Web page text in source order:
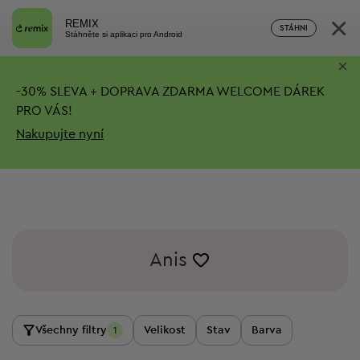
REMIX
Stáhněte si aplikaci pro Android
STÁHNI ×
-30% SLEVA + DOPRAVA ZDARMA WELCOME DÁREK
PRO VÁS!
Nakupujte nyní
×
Anis
Všechny filtry 1 Velikost Stav Barva